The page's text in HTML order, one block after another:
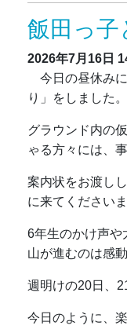
飯田っ子
2026年7月16日
今日の昼休み
り」をしました。
グラウンド内の
ゃる方々には、
案内状をお渡し
に来てください
6年生のかけ声や
山が進むのは感動
週明けの20日、
今日のように、